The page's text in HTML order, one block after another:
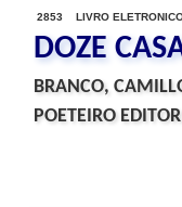
2853 LIVRO
DOZE
BRANCO,
POETEIRO